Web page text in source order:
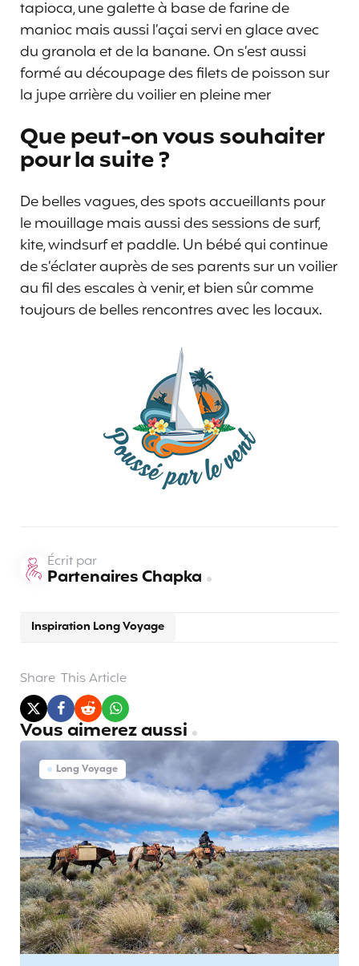
tapioca, une galette à base de farine de
manioc mais aussi l’açai servi en glace avec
du granola et de la banane. On s’est aussi
formé au découpage des filets de poisson sur
la jupe arrière du voilier en pleine mer
Que peut-on vous souhaiter
pour la suite ?
De belles vagues, des spots accueillants pour
le mouillage mais aussi des sessions de surf,
kite, windsurf et paddle. Un bébé qui continue
de s’éclater auprès de ses parents sur un voilier
au fil des escales à venir, et bien sûr comme
toujours de belles rencontres avec les locaux.
Inspiration Long Voyage
Écrit par
Partenaires Chapka
Share This Article
Vous aimerez aussi
Long Voyage